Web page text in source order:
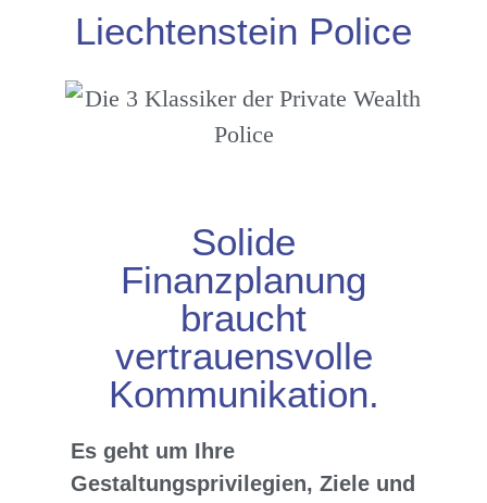
Liechtenstein Police
Solide
Finanzplanung
braucht
vertrauensvolle
Kommunikation.
Es geht um Ihre
Gestaltungsprivilegien, Ziele und